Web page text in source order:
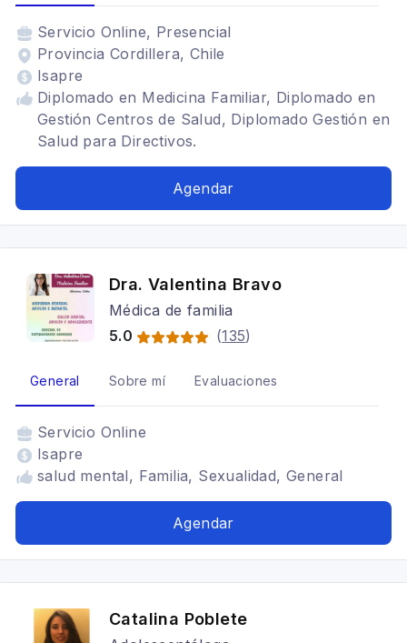
Servicio Online, Presencial
Provincia Cordillera, Chile
Isapre
Diplomado en Medicina Familiar, Diplomado en
Gestión Centros de Salud, Diplomado Gestión en
Salud para Directivos.
Agendar
Dra. Valentina Bravo
Médica de familia
5.0
(135)
General Sobre mí Evaluaciones
Servicio Online
Isapre
salud mental, Familia, Sexualidad, General
Agendar
Catalina Poblete